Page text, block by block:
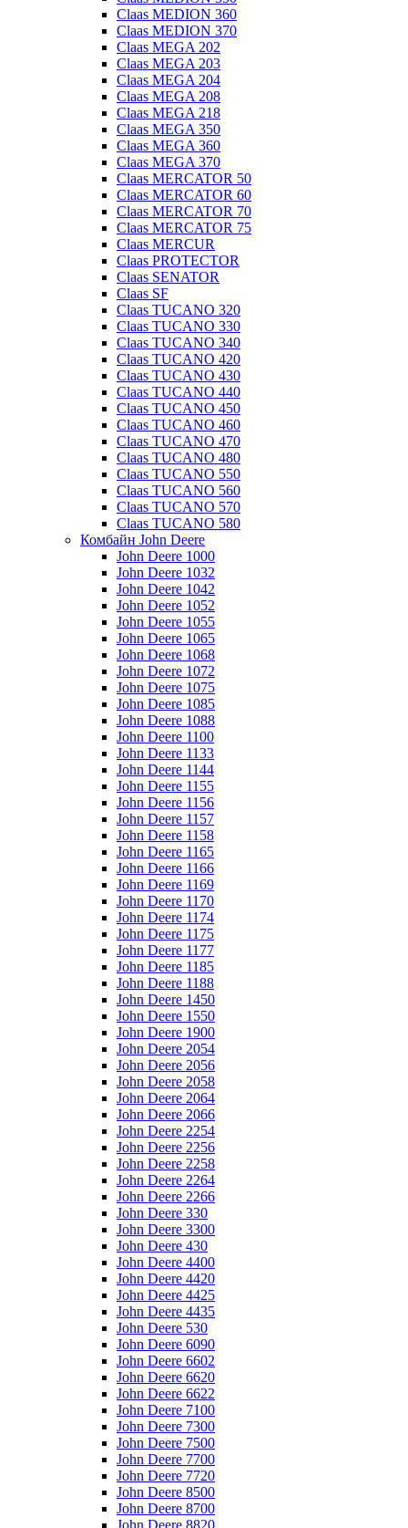
Claas MEDION 360
Claas MEDION 370
Claas MEGA 202
Claas MEGA 203
Claas MEGA 204
Claas MEGA 208
Claas MEGA 218
Claas MEGA 350
Claas MEGA 360
Claas MEGA 370
Claas MERCATOR 50
Claas MERCATOR 60
Claas MERCATOR 70
Claas MERCATOR 75
Claas MERCUR
Claas PROTECTOR
Claas SENATOR
Claas SF
Claas TUCANO 320
Claas TUCANO 330
Claas TUCANO 340
Claas TUCANO 420
Claas TUCANO 430
Claas TUCANO 440
Claas TUCANO 450
Claas TUCANO 460
Claas TUCANO 470
Claas TUCANO 480
Claas TUCANO 550
Claas TUCANO 560
Claas TUCANO 570
Claas TUCANO 580
Комбайн John Deere
John Deere 1000
John Deere 1032
John Deere 1042
John Deere 1052
John Deere 1055
John Deere 1065
John Deere 1068
John Deere 1072
John Deere 1075
John Deere 1085
John Deere 1088
John Deere 1100
John Deere 1133
John Deere 1144
John Deere 1155
John Deere 1156
John Deere 1157
John Deere 1158
John Deere 1165
John Deere 1166
John Deere 1169
John Deere 1170
John Deere 1174
John Deere 1175
John Deere 1177
John Deere 1185
John Deere 1188
John Deere 1450
John Deere 1550
John Deere 1900
John Deere 2054
John Deere 2056
John Deere 2058
John Deere 2064
John Deere 2066
John Deere 2254
John Deere 2256
John Deere 2258
John Deere 2264
John Deere 2266
John Deere 330
John Deere 3300
John Deere 430
John Deere 4400
John Deere 4420
John Deere 4425
John Deere 4435
John Deere 530
John Deere 6090
John Deere 6602
John Deere 6620
John Deere 6622
John Deere 7100
John Deere 7300
John Deere 7500
John Deere 7700
John Deere 7720
John Deere 8500
John Deere 8700
John Deere 8820